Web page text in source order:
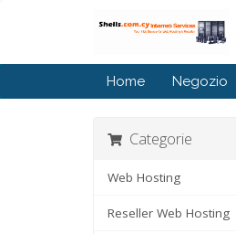
Home Negozio
Categorie
Web Hosting
Reseller Web Hosting